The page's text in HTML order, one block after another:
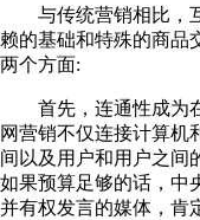
与传统营销相比，互
赖的基础和特殊的商品
两个方面:
首先，连通性成为在
网营销不仅连接计算机
间以及用户和用户之间
如果预算足够的话，中
并有权发言的媒体，肯